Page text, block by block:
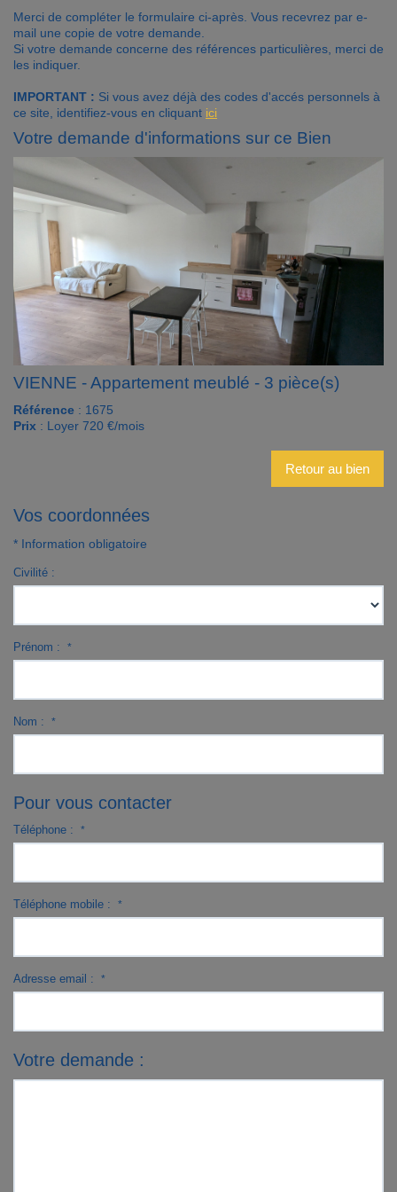
Contact
Accès clients
Merci de compléter le formulaire ci-après. Vous recevrez par e-
mail une copie de votre demande.
Si votre demande concerne des références particulières, merci de
les indiquer.
IMPORTANT : Si vous avez déjà des codes d'accés personnels à
ce site, identifiez-vous en cliquant ici
Votre demande d'informations sur ce Bien
VIENNE - Appartement meublé - 3 pièce(s)
Référence : 1675
Prix : Loyer 720 €/mois
Retour au bien
Vos coordonnées
* Information obligatoire
Civilité :
Prénom : *
Nom : *
Pour vous contacter
Téléphone : *
Téléphone mobile : *
Adresse email : *
Votre demande :